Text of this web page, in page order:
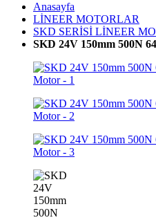
Anasayfa
LİNEER MOTORLAR
SKD SERİSİ LİNEER
SKD 24V 150mm 500N